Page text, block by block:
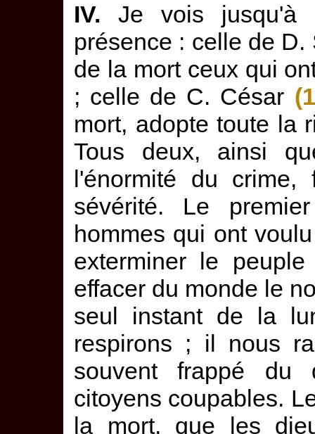
IV. Je vois jusqu'à
présence : celle de
de la mort ceux qui
; celle de C. César
mort, adopte toute la
Tous deux, ainsi
l'énormité du
sévérité. Le
hommes qui ont
exterminer le
effacer du monde le
seul instant de la
respirons ; il nous
souvent frappé du
citoyens coupables.
la mort, que les